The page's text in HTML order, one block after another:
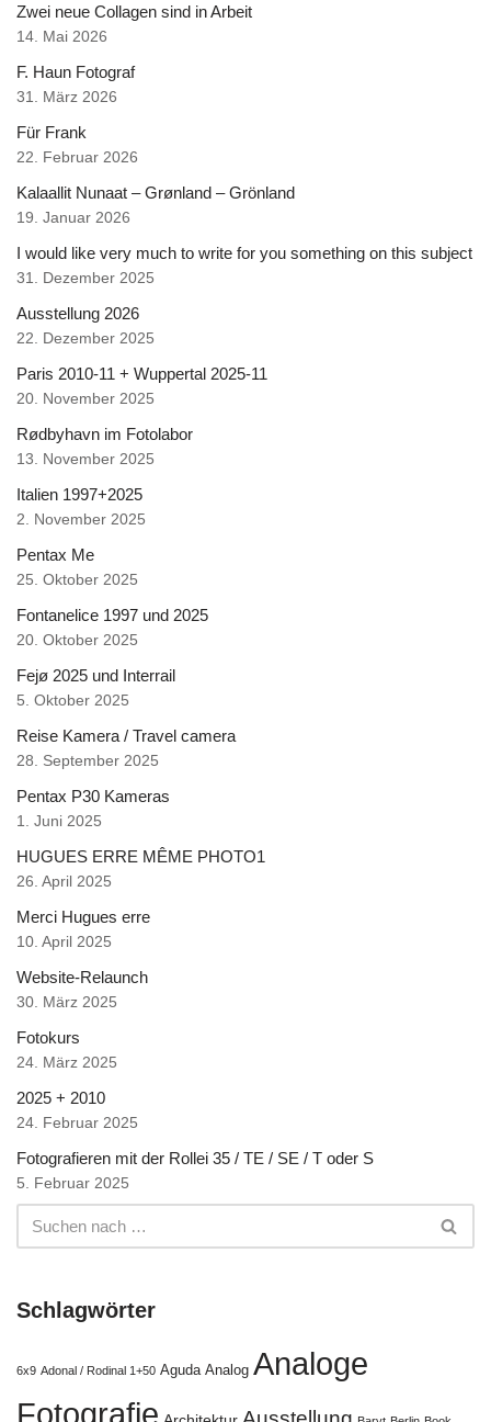
Zwei neue Collagen sind in Arbeit
14. Mai 2026
F. Haun Fotograf
31. März 2026
Für Frank
22. Februar 2026
Kalaallit Nunaat – Grønland – Grönland
19. Januar 2026
I would like very much to write for you something on this subject
31. Dezember 2025
Ausstellung 2026
22. Dezember 2025
Paris 2010-11 + Wuppertal 2025-11
20. November 2025
Rødbyhavn im Fotolabor
13. November 2025
Italien 1997+2025
2. November 2025
Pentax Me
25. Oktober 2025
Fontanelice 1997 und 2025
20. Oktober 2025
Fejø 2025 und Interrail
5. Oktober 2025
Reise Kamera / Travel camera
28. September 2025
Pentax P30 Kameras
1. Juni 2025
HUGUES ERRE MÊME PHOTO1
26. April 2025
Merci Hugues erre
10. April 2025
Website-Relaunch
30. März 2025
Fotokurs
24. März 2025
2025 + 2010
24. Februar 2025
Fotografieren mit der Rollei 35 / TE / SE / T oder S
5. Februar 2025
Schlagwörter
6x9 Adonal / Rodinal 1+50 Aguda Analog Analoge
Fotografie